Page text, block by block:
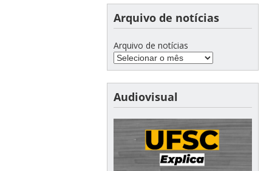
Arquivo de notícias
Arquivo de notícias
Audiovisual